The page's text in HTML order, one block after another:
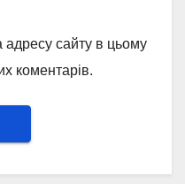
адресу сайту в цьому
коментарів.